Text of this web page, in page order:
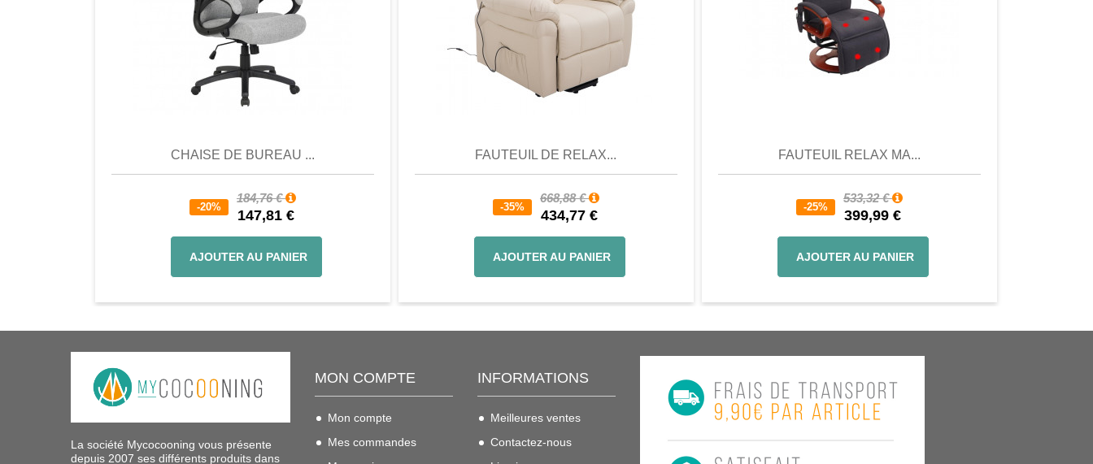
CHAISE DE BUREAU ...
-20%
184,76 €
147,81 €
AJOUTER AU PANIER
Favori
FAUTEUIL DE RELAX...
-35%
668,88 €
434,77 €
AJOUTER AU PANIER
Favori
FAUTEUIL RELAX MA...
-25%
533,32 €
399,99 €
AJOUTER AU PANIER
La société Mycocooning vous présente
depuis 2007 ses différents produits dans
MON COMPTE
Mon compte
Mes commandes
INFORMATIONS
Meilleures ventes
Contactez-nous